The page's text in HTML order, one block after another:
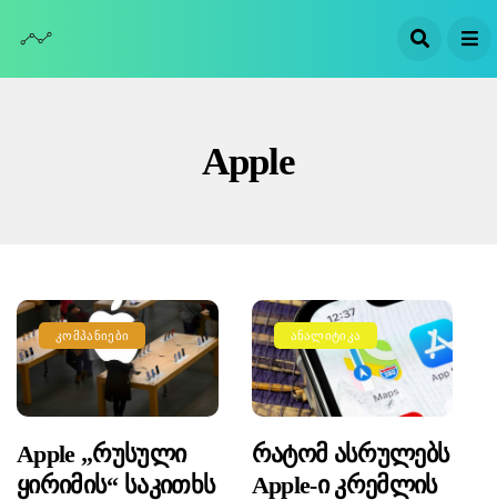
Apple
ᲙᲝᲛᲞᲐᲜᲘᲔᲑᲘ
Apple „რუსული
Ყირიმის“ Საკითხს
ᲐᲜᲐᲚᲘᲢᲘᲙᲐ
Რატომ Ასრულებს
Apple-Ი Კრემლის